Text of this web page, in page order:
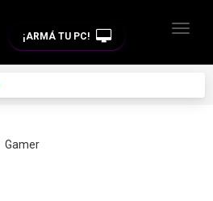
¡ARMÁ TU PC!
Gamer